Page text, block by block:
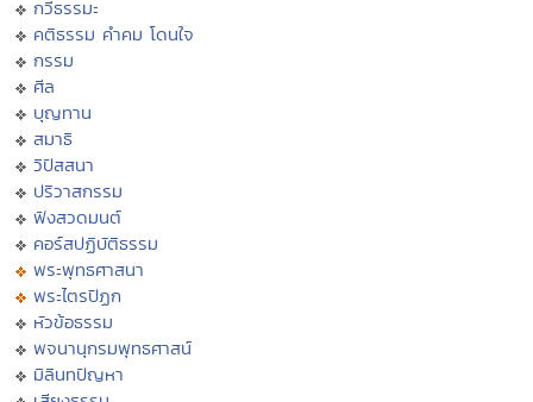
กวีธรรมะ
คติธรรม คำคม โดนใจ
กรรม
ศีล
บุญทาน
สมาธิ
วิปัสสนา
ปริวาสกรรม
ฟังสวดมนต์
คอร์สปฏิบัติธรรม
พระพุทธศาสนา
พระไตรปิฏก
หัวข้อธรรม
พจนานุกรมพุทธศาสน์
มิลินทปัญหา